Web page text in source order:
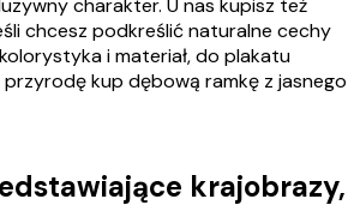
charakter. U nas kupisz też
chcesz podkreślić naturalne cechy
i materiał, do plakatu
kup dębową ramkę z jasnego
krajobrazy,